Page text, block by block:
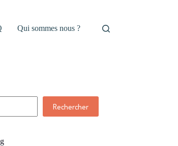
Qui sommes nous ?
Rechercher